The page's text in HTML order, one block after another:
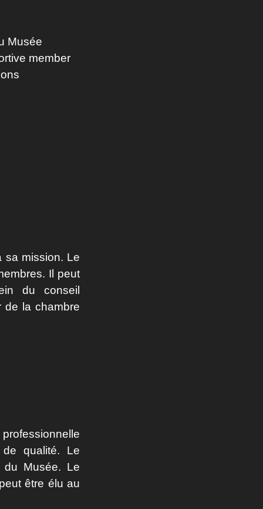
Musée
member
sa mission. Le
Il peut
du conseil
de la chambre
de qualité. Le
du Musée. Le
être élu au